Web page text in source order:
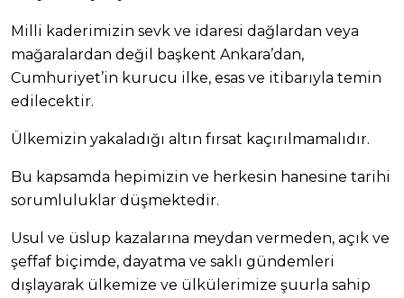
Milli kaderimizin sevk ve idaresi dağlardan veya
mağaralardan değil başkent Ankara’dan,
Cumhuriyet’in kurucu ilke, esas ve itibarıyla temin
edilecektir.
Ülkemizin yakaladığı altın fırsat kaçırılmamalıdır.
Bu kapsamda hepimizin ve herkesin hanesine tarihi
sorumluluklar düşmektedir.
Usul ve üslup kazalarına meydan vermeden, açık ve
şeffaf biçimde, dayatma ve saklı gündemleri
dışlayarak ülkemize ve ülkülerimize şuurla sahip